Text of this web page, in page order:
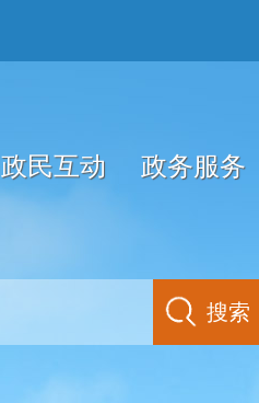
政民互动 政务服务